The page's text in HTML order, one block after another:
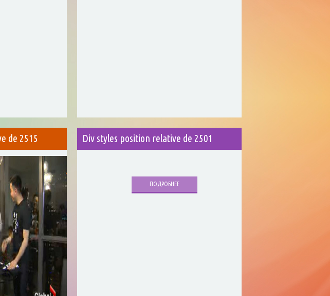
de 2515 Div styles position relative de 2501
ПОДРОБНЕЕ